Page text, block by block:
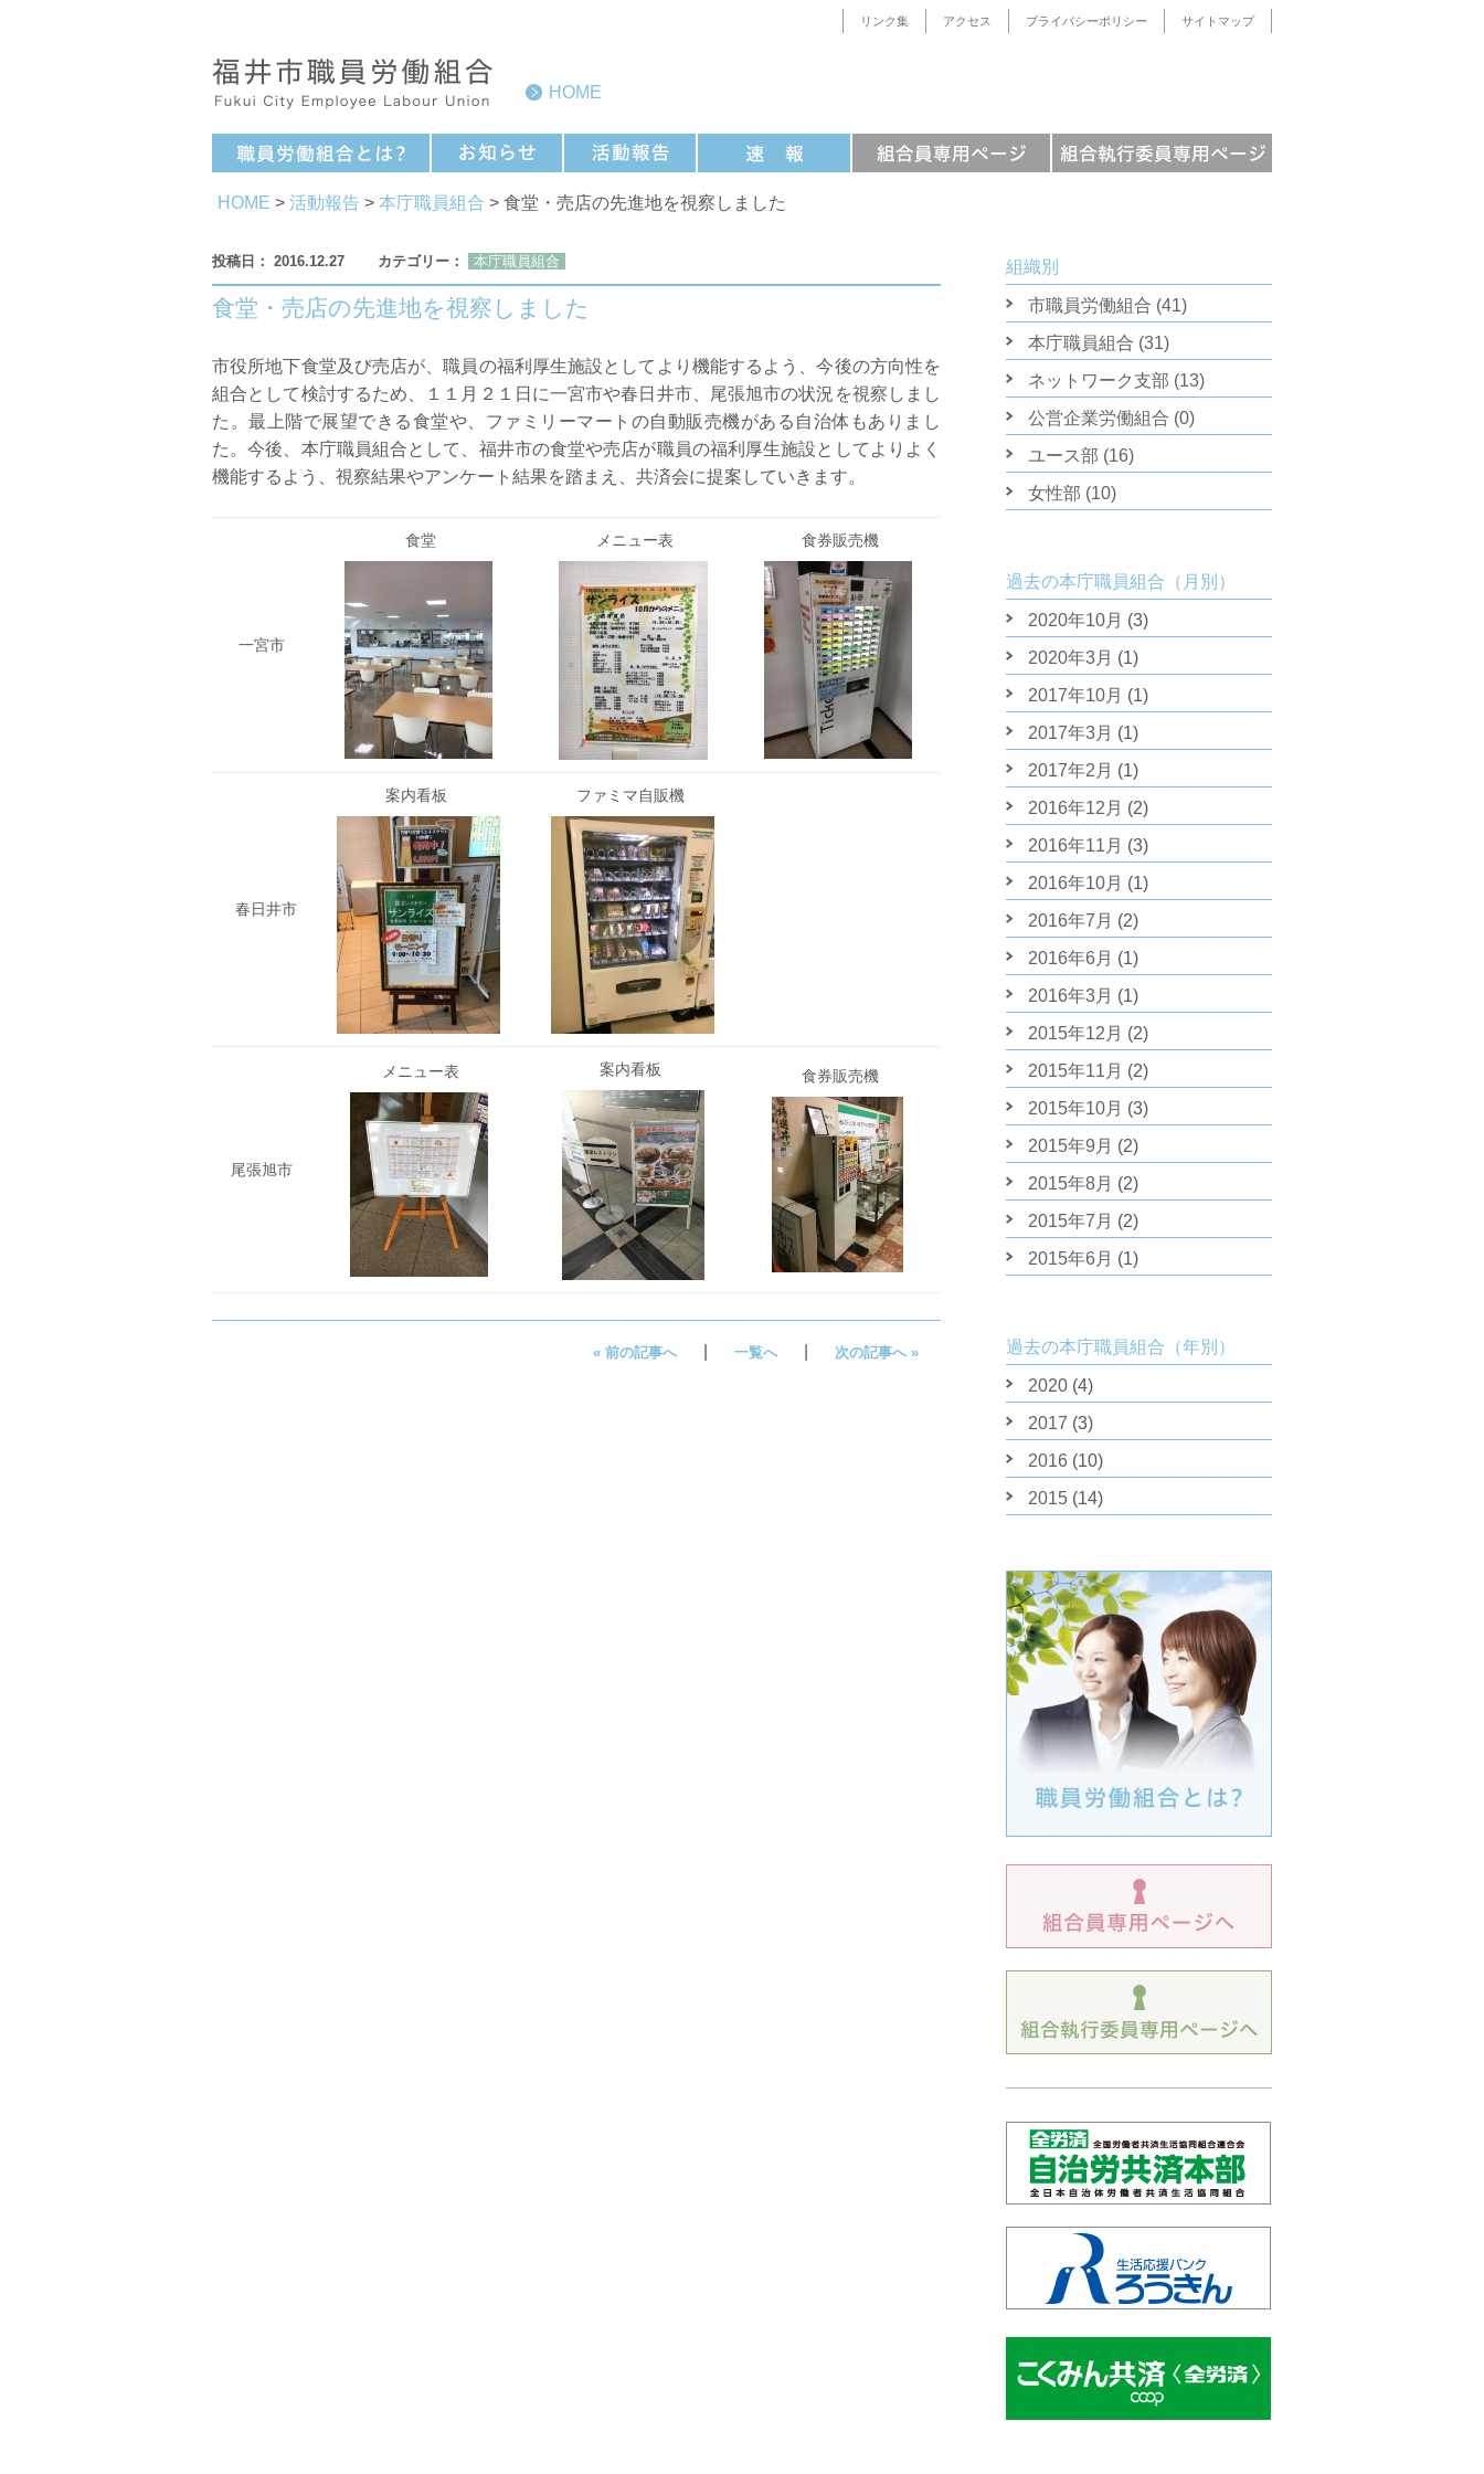
リンク集 アクセス プライバシーポリシー サイトマップ
HOME
HOME > 活動報告 > 本庁職員組合 > 食堂・売店の先進地を視察しました
2016.12.27 本庁職員組合
食堂・売店の先進地を視察しました
市役所地下食堂及び売店が、職員の福利厚生施設としてより機能するよう、今後の方向性を
組合として検討するため、１１月２１日に一宮市や春日井市、尾張旭市の状況を視察しまし
た。最上階で展望できる食堂や、ファミリーマートの自動販売機がある自治体もありまし
た。今後、本庁職員組合として、福井市の食堂や売店が職員の福利厚生施設としてよりよく
機能するよう、視察結果やアンケート結果を踏まえ、共済会に提案していきます。
一宮市
食堂 メニュー表 食券販売機
春日井市
案内看板 ファミマ自販機
尾張旭市
メニュー表 案内看板 食券販売機
« 前の記事へ 一覧へ 次の記事へ »
組織別
市職員労働組合 (41)
本庁職員組合 (31)
ネットワーク支部 (13)
公営企業労働組合 (0)
ユース部 (16)
女性部 (10)
過去の本庁職員組合（月別）
2020年10月 (3)
2020年3月 (1)
2017年10月 (1)
2017年3月 (1)
2017年2月 (1)
2016年12月 (2)
2016年11月 (3)
2016年10月 (1)
2016年7月 (2)
2016年6月 (1)
2016年3月 (1)
2015年12月 (2)
2015年11月 (2)
2015年10月 (3)
2015年9月 (2)
2015年8月 (2)
2015年7月 (2)
2015年6月 (1)
過去の本庁職員組合（年別）
2020 (4)
2017 (3)
2016 (10)
2015 (14)